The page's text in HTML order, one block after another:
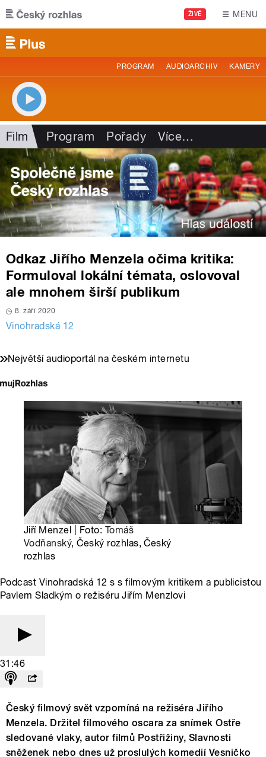
Přejít k hlavnímu obsahu
ŽIVĚ MENU
PROGRAM AUDIOARCHIV KAMERY
Film Program Pořady Více…
Odkaz Jiřího Menzela očima kritika:
Formuloval lokální témata, oslovoval
ale mnohem širší publikum
8. září 2020
Vinohradská 12
Největší audioportál na českém internetu
Jiří Menzel | Foto: Tomáš
Vodňanský, Český rozhlas, Český
rozhlas
Podcast Vinohradská 12 s s filmovým kritikem a publicistou
Pavlem Sladkým o režiséru Jiřím Menzlovi
31:46
Český filmový svět vzpomíná na režiséra Jiřího
Menzela. Držitel filmového oscara za snímek Ostře
sledované vlaky, autor filmů Postřižiny, Slavnosti
sněženek nebo dnes už proslulých komedií Vesničko